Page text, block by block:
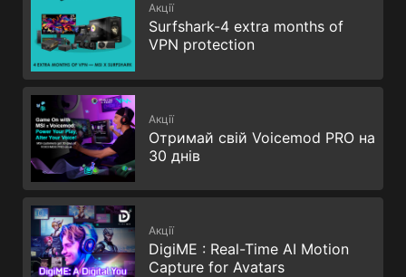
Акції
Surfshark-4 extra months of
VPN protection
Акції
Отримай свій Voicemod PRO на
30 днів
Акції
DigiME : Real-Time AI Motion
Capture for Avatars